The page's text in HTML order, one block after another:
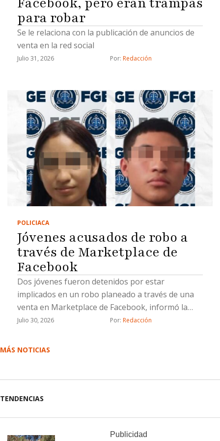
para robar
Se le relaciona con la publicación de anuncios de
venta en la red social
Julio 31, 2026 Por: Redacción
POLICIACA
Jóvenes acusados de robo a
través de Marketplace de
Facebook
Dos jóvenes fueron detenidos por estar
implicados en un robo planeado a través de una
venta en Marketplace de Facebook, informó la
Fiscalía General del Estado (FGE).La Fiscalía
“N”, por su probable responsabilidad en el delito
acuerdo con la investigación, el 21 de marzo de
2026 la víctima contactó, a través de Facebook
cantidad de 110 mil pesos.Tras acordar el
Julio 30, 2026 Por: Redacción
MÁS NOTICIAS
TENDENCIAS
Publicidad